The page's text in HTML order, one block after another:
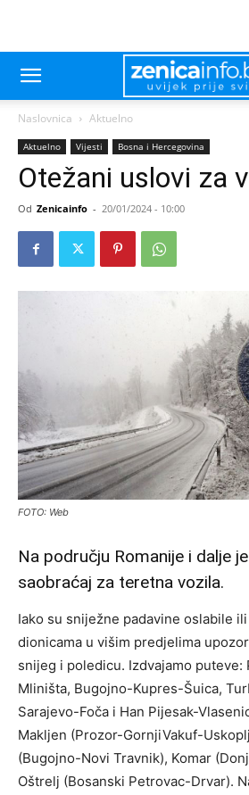
Naslovnica Aktuelno
Aktuelno Vijesti Bosna i Hercegovina
Otežani uslovi za
Od Zenicainfo - 20/01/2024 - 10:00
FOTO: Web
Na području Romanije i dalje
saobraćaj za teretna vozila.
Iako su sniježne padavine oslabile
dionicama u višim predjelima
snijeg i poledicu. Izdvajamo puteve:
Mliništa, Bugojno-Kupres-Šuica,
Sarajevo-Foča i Han Pijesak-
Makljen (Prozor-GornjiVakuf-
(Bugojno-Novi Travnik), Komar
Oštrelj (Bosanski Petrovac-Drvar).